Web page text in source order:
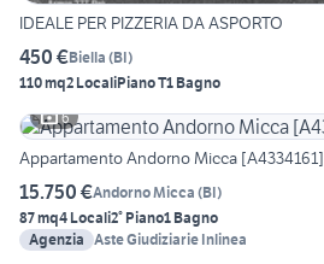
IDEALE PER PIZZERIA DA ASPORTO
450 €Biella (BI)
110 mq2 LocaliPiano T1 Bagno
6
Appartamento Andorno Micca [A4334161]
15.750 €Andorno Micca (BI)
87 mq4 Locali2° Piano1 Bagno
Agenzia Aste Giudiziarie Inlinea